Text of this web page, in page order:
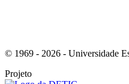
© 1969 - 2026 - Universidade
Projeto